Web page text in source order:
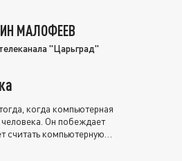
МАЛОФЕЕВ
"Царьград"
когда компьютерная
Он побеждает
считать компьютерную